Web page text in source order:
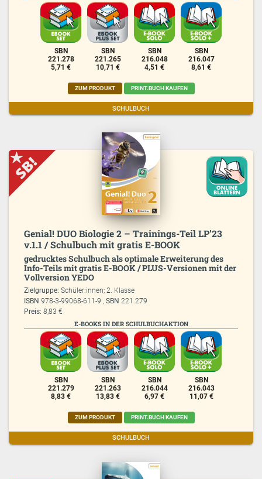
SBN
221.278
5,71 €
SBN
221.265
10,71 €
SBN
216.048
4,51 €
SBN
216.047
8,61 €
ZUM PRODUKT PRINT.BUCH KAUFEN
SCHULBUCH
Genial! DUO Biologie 2 – Trainings-Teil LP’23
v.1.1 / Schulbuch mit gratis E-BOOK
gedrucktes Schulbuch als optimale Erweiterung des
Info-Teils mit gratis E-BOOK / PLUS-Versionen mit der
Vollversion YEDO
Zielgruppe:Schüler:innen; 2. Klasse
ISBN978-3-99068-611-9 ,SBN221.279
Preis: 8,83 €
E-BOOKS IN DER SCHULBUCHAKTION
SBN
221.279
8,83 €
SBN
221.263
13,83 €
SBN
216.044
6,97 €
SBN
216.043
11,07 €
ZUM PRODUKT PRINT.BUCH KAUFEN
SCHULBUCH